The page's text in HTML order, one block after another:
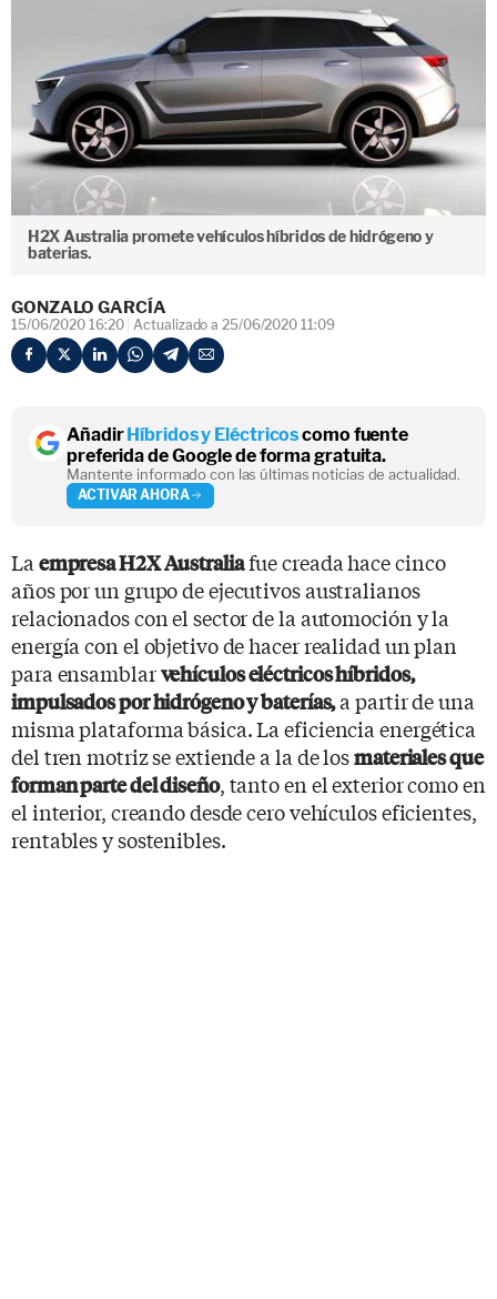
H2X Australia promete vehículos híbridos de hidrógeno y
baterias.
GONZALO GARCÍA
15/06/2020 16:20 Actualizado a 25/06/2020 11:09
AñadirHíbridos y Eléctricoscomo fuente
preferida de Google de forma gratuita.
Mantente informado con las últimas noticias de actualidad.
ACTIVAR AHORA
La empresa H2X Australiafue creada hace cinco
años por un grupo de ejecutivos australianos
relacionados con el sector de la automoción y la
energía con el objetivo de hacer realidad un plan
para ensamblarvehículos eléctricos híbridos,
impulsados por hidrógeno y baterías,a partir de una
misma plataforma básica. La eficiencia energética
del tren motriz se extiende a la de losmateriales que
forman parte del diseño, tanto en el exterior como en
el interior, creando desde cero vehículos eficientes,
rentables y sostenibles.